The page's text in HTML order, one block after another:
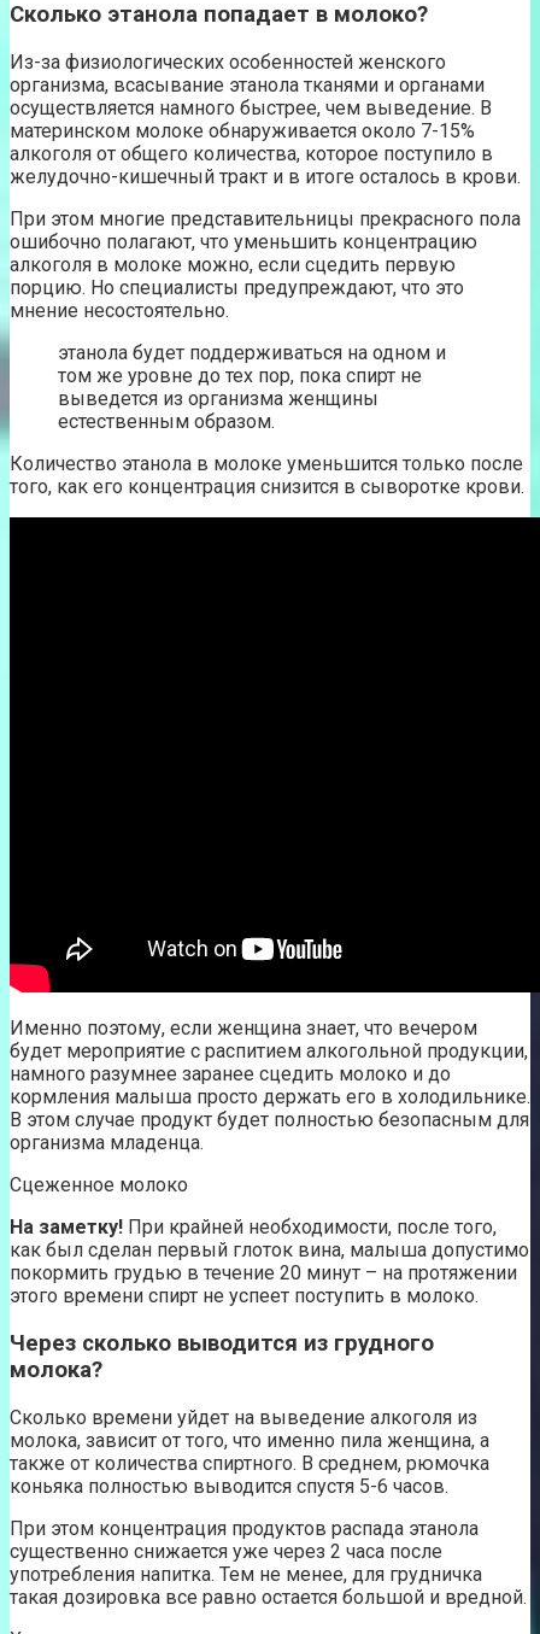
Сколько этанола попадает в молоко?
Из-за физиологических особенностей женского
организма, всасывание этанола тканями и органами
осуществляется намного быстрее, чем выведение. В
материнском молоке обнаруживается около 7-15%
алкоголя от общего количества, которое поступило в
желудочно-кишечный тракт и в итоге осталось в крови.
При этом многие представительницы прекрасного пола
ошибочно полагают, что уменьшить концентрацию
алкоголя в молоке можно, если сцедить первую
порцию. Но специалисты предупреждают, что это
мнение несостоятельно.
этанола будет поддерживаться на одном и
том же уровне до тех пор, пока спирт не
выведется из организма женщины
естественным образом.
Количество этанола в молоке уменьшится только после
того, как его концентрация снизится в сыворотке крови.
Именно поэтому, если женщина знает, что вечером
будет мероприятие с распитием алкогольной продукции,
намного разумнее заранее сцедить молоко и до
кормления малыша просто держать его в холодильнике.
В этом случае продукт будет полностью безопасным для
организма младенца.
Сцеженное молоко
На заметку! При крайней необходимости, после того,
как был сделан первый глоток вина, малыша допустимо
покормить грудью в течение 20 минут – на протяжении
этого времени спирт не успеет поступить в молоко.
Через сколько выводится из грудного
молока?
Сколько времени уйдет на выведение алкоголя из
молока, зависит от того, что именно пила женщина, а
также от количества спиртного. В среднем, рюмочка
коньяка полностью выводится спустя 5-6 часов.
При этом концентрация продуктов распада этанола
существенно снижается уже через 2 часа после
употребления напитка. Тем не менее, для грудничка
такая дозировка все равно остается большой и вредной.